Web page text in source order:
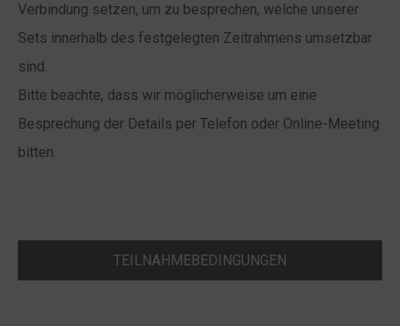
Verbindung setzen, um zu besprechen, welche unserer
Sets innerhalb des festgelegten Zeitrahmens umsetzbar
sind.
Bitte beachte, dass wir möglicherweise um eine
Besprechung der Details per Telefon oder Online-Meeting
bitten.
TEILNAHMEBEDINGUNGEN